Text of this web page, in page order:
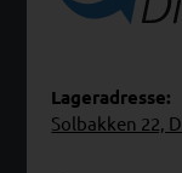
Lageradresse:
Solbakken 22,